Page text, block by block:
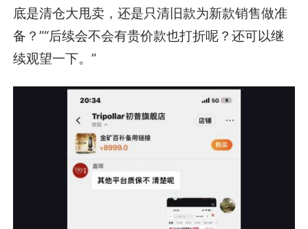
底是清仓大甩卖，还是只清旧款为新款销售做准
备？”“后续会不会有贵价款也打折呢？还可以继
续观望一下。”